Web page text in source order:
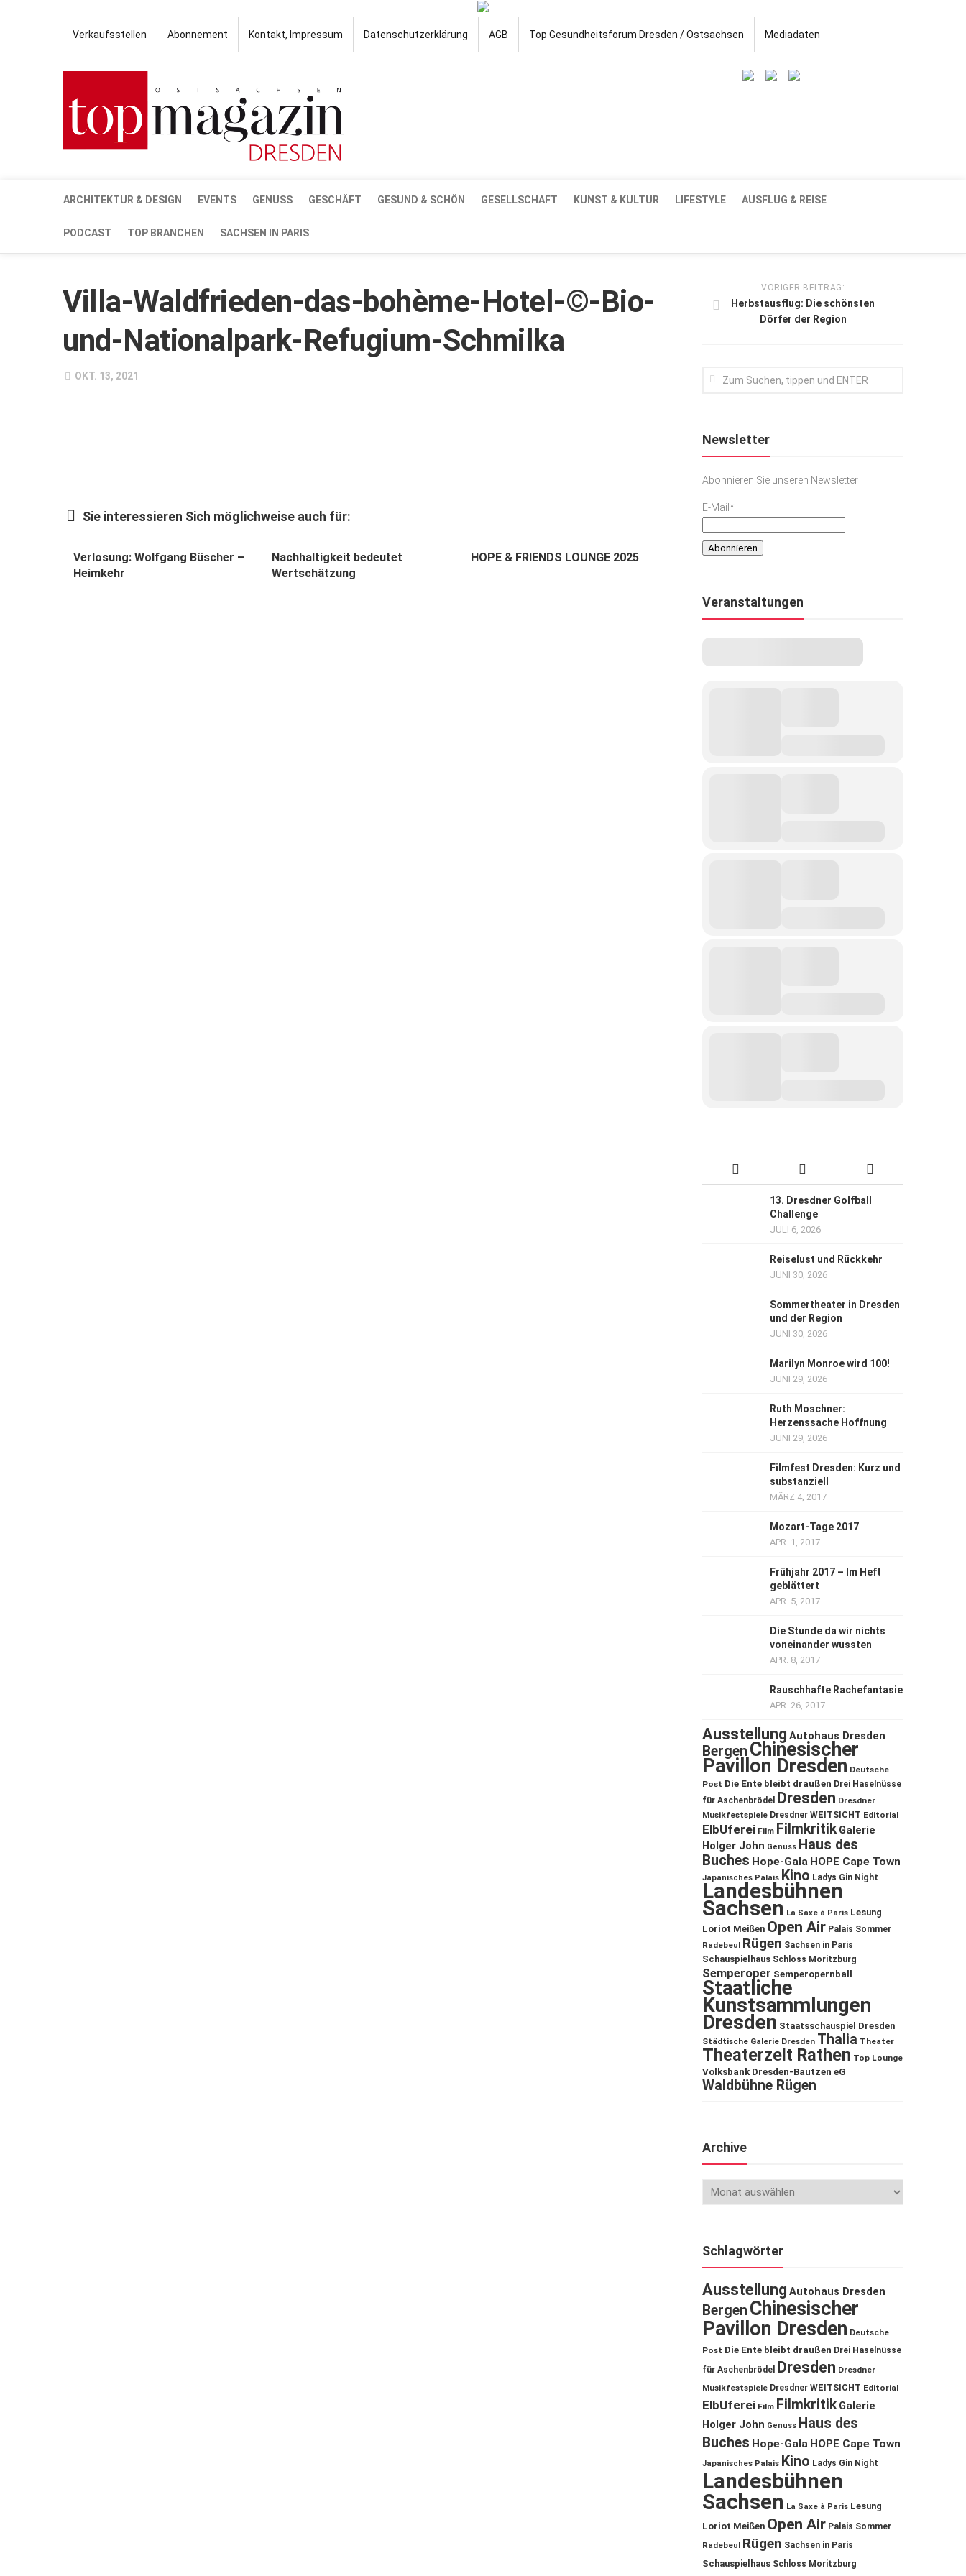
Verkaufsstellen Abonnement Kontakt, Impressum Datenschutzerklärung AGB Top Gesundheitsforum Dresden / Ostsachsen Mediadaten
ARCHITEKTUR & DESIGN EVENTS GENUSS GESCHÄFT GESUND & SCHÖN GESELLSCHAFT KUNST & KULTUR LIFESTYLE AUSFLUG & REISE
PODCAST TOP BRANCHEN SACHSEN IN PARIS
Villa-Waldfrieden-das-bohème-Hotel-©-Bio-
und-Nationalpark-Refugium-Schmilka
OKT. 13, 2021
Sie interessieren Sich möglichweise auch für:
Verlosung: Wolfgang Büscher –
Heimkehr
Nachhaltigkeit bedeutet
Wertschätzung
HOPE & FRIENDS LOUNGE 2025
VORIGER BEITRAG:
Herbstausflug: Die schönsten
Dörfer der Region
Newsletter
Abonnieren Sie unseren Newsletter
E-Mail*
Veranstaltungen
13. Dresdner Golfball
Challenge
JULI 6, 2026
Reiselust und Rückkehr
JUNI 30, 2026
Sommertheater in Dresden
und der Region
JUNI 30, 2026
Marilyn Monroe wird 100!
JUNI 29, 2026
Ruth Moschner:
Herzenssache Hoffnung
JUNI 29, 2026
Filmfest Dresden: Kurz und
substanziell
MÄRZ 4, 2017
Mozart-Tage 2017
APR. 1, 2017
Frühjahr 2017 – Im Heft
geblättert
APR. 5, 2017
Die Stunde da wir nichts
voneinander wussten
APR. 8, 2017
Rauschhafte Rachefantasie
APR. 26, 2017
Ausstellung Autohaus Dresden
Bergen Chinesischer
Pavillon Dresden Deutsche
Post Die Ente bleibt draußen Drei Haselnüsse
für Aschenbrödel
Dresden Dresdner
Musikfestspiele Dresdner WEITSICHT Editorial
ElbUferei Film Filmkritik Galerie
Holger John Genuss Haus des
Buches Hope-Gala HOPE Cape Town
Japanisches Palais Kino Ladys Gin Night
Landesbühnen
Sachsen La Saxe à Paris Lesung
Loriot Meißen Open Air Palais Sommer
Radebeul Rügen Sachsen in Paris
Schauspielhaus Schloss Moritzburg
Semperoper Semperopernball
Staatliche
Kunstsammlungen
Dresden Staatsschauspiel Dresden
Städtische Galerie Dresden Thalia Theater
Theaterzelt Rathen Top Lounge
Volksbank Dresden-Bautzen eG
Waldbühne Rügen
Archive
Schlagwörter
Ausstellung Autohaus Dresden
Bergen Chinesischer
Pavillon Dresden Deutsche
Post Die Ente bleibt draußen Drei Haselnüsse
für Aschenbrödel
Dresden Dresdner
Musikfestspiele Dresdner WEITSICHT Editorial
ElbUferei Film Filmkritik Galerie
Holger John Genuss Haus des
Buches Hope-Gala HOPE Cape Town
Japanisches Palais Kino Ladys Gin Night
Landesbühnen
Sachsen La Saxe à Paris Lesung
Loriot Meißen Open Air Palais Sommer
Radebeul Rügen Sachsen in Paris
Schauspielhaus Schloss Moritzburg